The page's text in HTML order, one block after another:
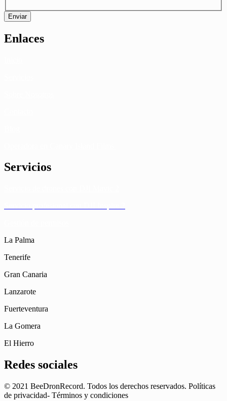
Enviar
Enlaces
Servicios
La Palma
Tenerife
Gran Canaria
Lanzarote
Fuerteventura
La Gomera
El Hierro
Redes sociales
© 2021 BeeDronRecord. Todos los derechos reservados. Políticas
de privacidad- Términos y condiciones